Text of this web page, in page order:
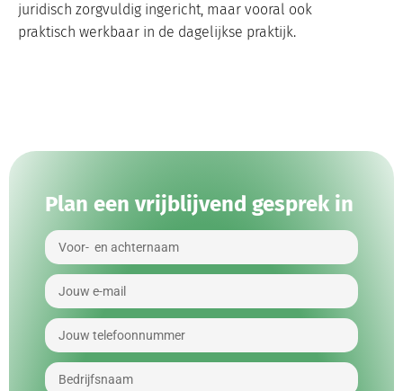
juridisch zorgvuldig ingericht, maar vooral ook
praktisch werkbaar in de dagelijkse praktijk.
Plan een vrijblijvend gesprek in